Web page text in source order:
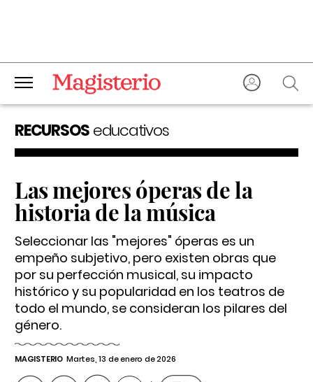
RECURSOSeducativos
Las mejores óperas de la
historia de la música
Seleccionar las "mejores" óperas es un
empeño subjetivo, pero existen obras que
por su perfección musical, su impacto
histórico y su popularidad en los teatros de
todo el mundo, se consideran los pilares del
género.
MAGISTERIO Martes, 13 de enero de 2026